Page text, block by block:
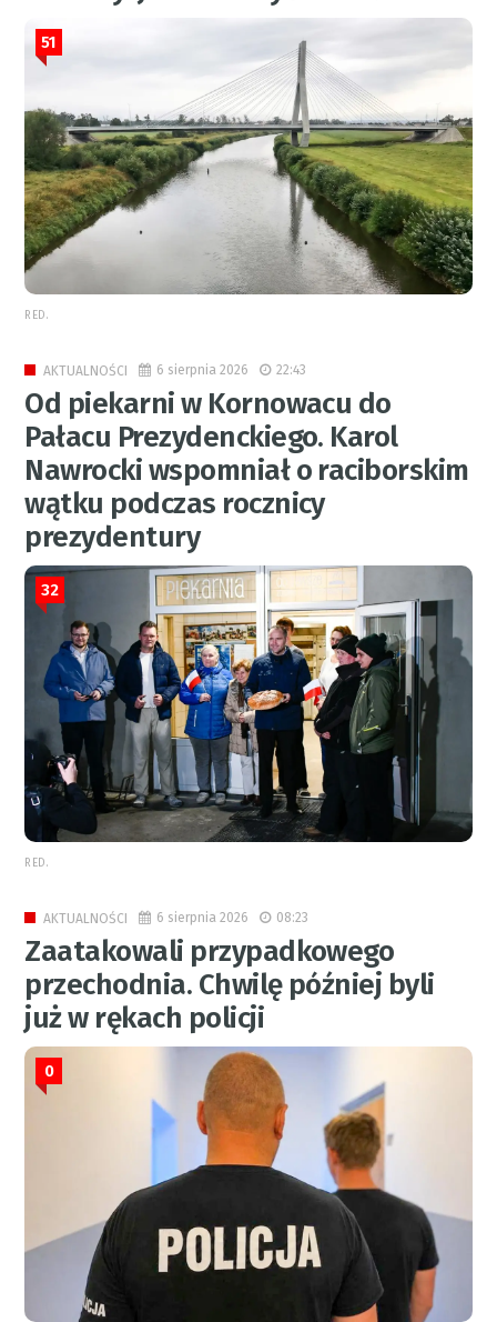
51
RED.
AKTUALNOŚCI 6 sierpnia 2026 22:43
Od piekarni w Kornowacu do
Pałacu Prezydenckiego. Karol
Nawrocki wspomniał o raciborskim
wątku podczas rocznicy
prezydentury
32
RED.
AKTUALNOŚCI 6 sierpnia 2026 08:23
Zaatakowali przypadkowego
przechodnia. Chwilę później byli
już w rękach policji
0